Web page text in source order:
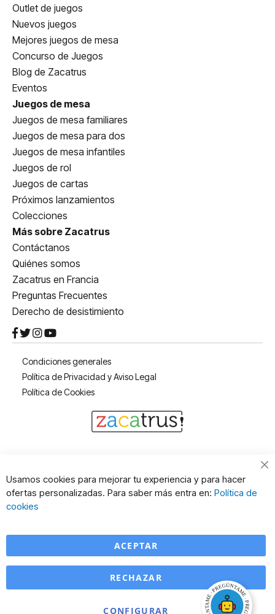
Outlet de juegos
Nuevos juegos
Mejores juegos de mesa
Concurso de Juegos
Blog de Zacatrus
Eventos
Juegos de mesa
Juegos de mesa familiares
Juegos de mesa para dos
Juegos de mesa infantiles
Juegos de rol
Juegos de cartas
Próximos lanzamientos
Colecciones
Más sobre Zacatrus
Contáctanos
Quiénes somos
Zacatrus en Francia
Preguntas Frecuentes
Derecho de desistimiento
Condiciones generales
Política de Privacidad y Aviso Legal
Política de Cookies
Usamos cookies para mejorar tu experiencia y para hacer
ofertas personalizadas. Para saber más entra en: Política de
cookies
ACEPTAR
CONFIGURAR
RECHAZAR